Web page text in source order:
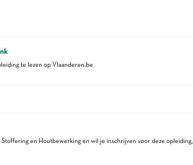
te lezen op Vlaanderen.be
en Houtbewerking en wil je inschrijven voor deze opleiding,